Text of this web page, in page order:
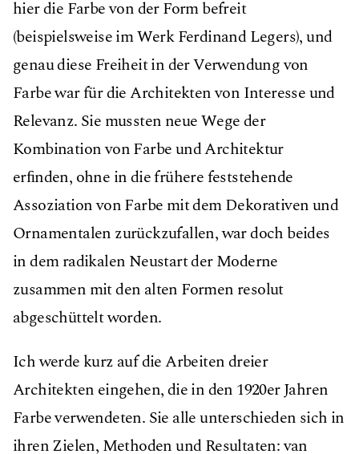
hier die Farbe von der Form befreit
(beispielsweise im Werk Ferdinand Legers), und
genau diese Freiheit in der Verwendung von
Farbe war für die Architekten von Interesse und
Relevanz. Sie mussten neue Wege der
Kombination von Farbe und Architektur
erﬁnden, ohne in die frühere feststehende
Assoziation von Farbe mit dem Dekorativen und
Ornamentalen zurückzufallen, war doch beides
in dem radikalen Neustart der Moderne
zusammen mit den alten Formen resolut
abgeschüttelt worden.
Ich werde kurz auf die Arbeiten dreier
Architekten eingehen, die in den 1920er Jahren
Farbe verwendeten. Sie alle unterschieden sich in
ihren Zielen, Methoden und Resultaten: van